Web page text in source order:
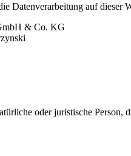
Datenverarbeitung auf dieser
& Co. KG
oder juristische